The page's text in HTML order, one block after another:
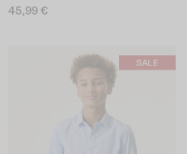
45,99 €